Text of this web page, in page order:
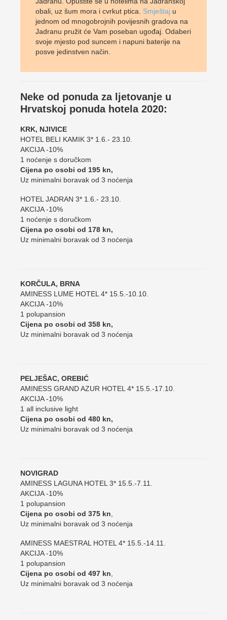
obali, uz šum mora i cvrkut ptica. Smještaj u
jednom od mnogobrojnih povijesnih gradova na
Jadranu pružit će Vam poseban ugođaj. Odaberi
svoje mjesto pod suncem i napuni baterije na
posve jedinstven način.
Neke od ponuda za ljetovanje u
Hrvatskoj ponuda hotela 2020:
KRK, NJIVICE
HOTEL BELI KAMIK 3* 1.6.- 23.10.
AKCIJA -10%
1 noćenje s doručkom
Cijena po osobi od 195 kn,
Uz minimalni boravak od 3 noćenja
HOTEL JADRAN 3* 1.6.- 23.10.
AKCIJA -10%
1 noćenje s doručkom
Cijena po osobi od 178 kn,
Uz minimalni boravak od 3 noćenja
KORČULA, BRNA
AMINESS LUME HOTEL 4* 15.5.-10.10.
AKCIJA -10%
1 polupansion
Cijena po osobi od 358 kn,
Uz minimalni boravak od 3 noćenja
PELJEŠAC, OREBIĆ
AMINESS GRAND AZUR HOTEL 4* 15.5.-17.10.
AKCIJA -10%
1 all inclusive light
Cijena po osobi od 480 kn,
Uz minimalni boravak od 3 noćenja
NOVIGRAD
AMINESS LAGUNA HOTEL 3* 15.5.-7.11.
AKCIJA -10%
1 polupansion
Cijena po osobi od 375 kn
Uz minimalni boravak od 3 noćenja
AMINESS MAESTRAL HOTEL 4* 15.5.-14.11.
AKCIJA -10%
1 polupansion
Cijena po osobi od 497 kn
Uz minimalni boravak od 3 noćenja